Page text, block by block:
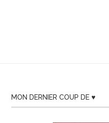
MON DERNIER COUP DE ♥